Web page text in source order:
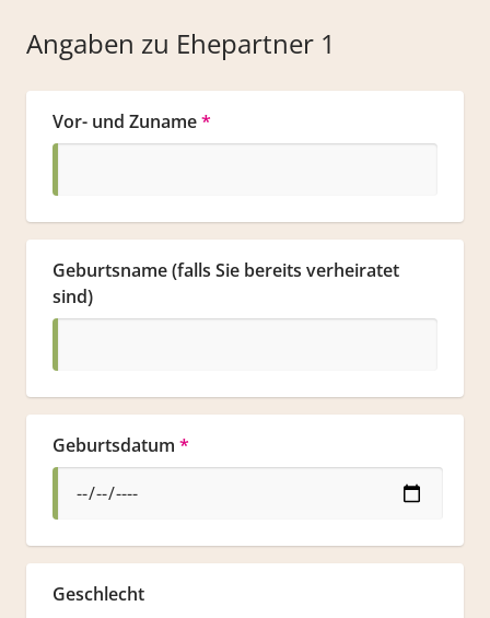
Angaben zu Ehepartner 1
Vor- und Zuname*
Geburtsname (falls Sie bereits verheiratet
sind)
Geburtsdatum *
Geschlecht